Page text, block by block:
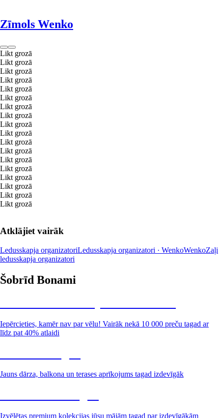
Zīmols Wenko
Likt grozā
Likt grozā
Likt grozā
Likt grozā
Likt grozā
Likt grozā
Likt grozā
Likt grozā
Likt grozā
Likt grozā
Likt grozā
Likt grozā
Likt grozā
Likt grozā
Likt grozā
Likt grozā
Likt grozā
Likt grozā
Atklājiet vairāk
Ledusskapja organizatoriLedusskapja organizatori · WenkoWenkoZaļi
ledusskapja organizatori
Šobrīd Bonami
Iepērcieties, kamēr nav par vēlu! Vairāk nekā 10 000 preču tagad ar
līdz pat 40% atlaidi
Jauns dārza, balkona un terases aprīkojums tagad izdevīgāk
Izvēlētas premium kolekcijas jūsu mājām tagad par izdevīgākām